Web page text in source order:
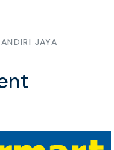
JAYA